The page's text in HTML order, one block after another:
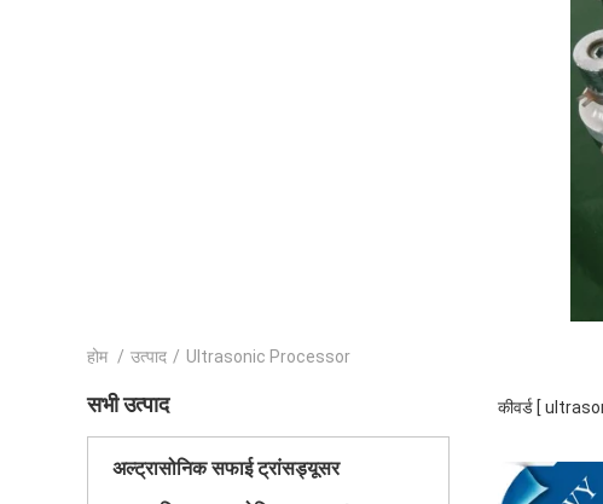
होम / उत्पाद / Ultrasonic Processor
सभी उत्पाद
अल्ट्रासोनिक सफाई ट्रांसड्यूसर
कीवर्ड [